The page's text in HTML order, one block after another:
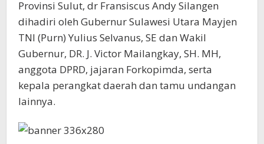
Provinsi Sulut, dr Fransiscus Andy Silangen
dihadiri oleh Gubernur Sulawesi Utara Mayjen
TNI (Purn) Yulius Selvanus, SE dan Wakil
Gubernur, DR. J. Victor Mailangkay, SH. MH,
anggota DPRD, jajaran Forkopimda, serta
kepala perangkat daerah dan tamu undangan
lainnya.